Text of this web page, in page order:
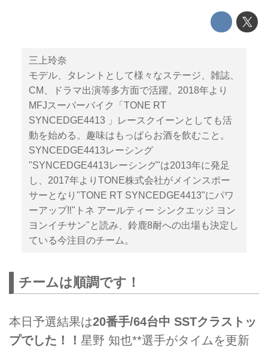
三上玲奈
モデル、タレントとして様々なステージ、雑誌、
CM、ドラマ出演等多方面で活躍。2018年より
MFJスーパーバイク「TONE RT
SYNCEDGE4413 」レースクイーンとしても活
動を始める。趣味はもっぱらお酒を飲むこと。
SYNCEDGE4413レーシング
"SYNCEDGE4413レーシング"は2013年に発足
し、2017年よりTONE株式会社がメインスポー
サーとなり"TONE RT SYNCEDGE4413"にパワ
ーアップ‼︎"トネ アールティー シンクエッジ ヨン
ヨンイチサン"と読み、鈴鹿8耐への出場も決定し
ている今注目のチーム。
チームは順調です！
本日予選結果は20番手/64台中 SSTクラストッ
プでした！！ 星野 知也**選手がタイムを更新